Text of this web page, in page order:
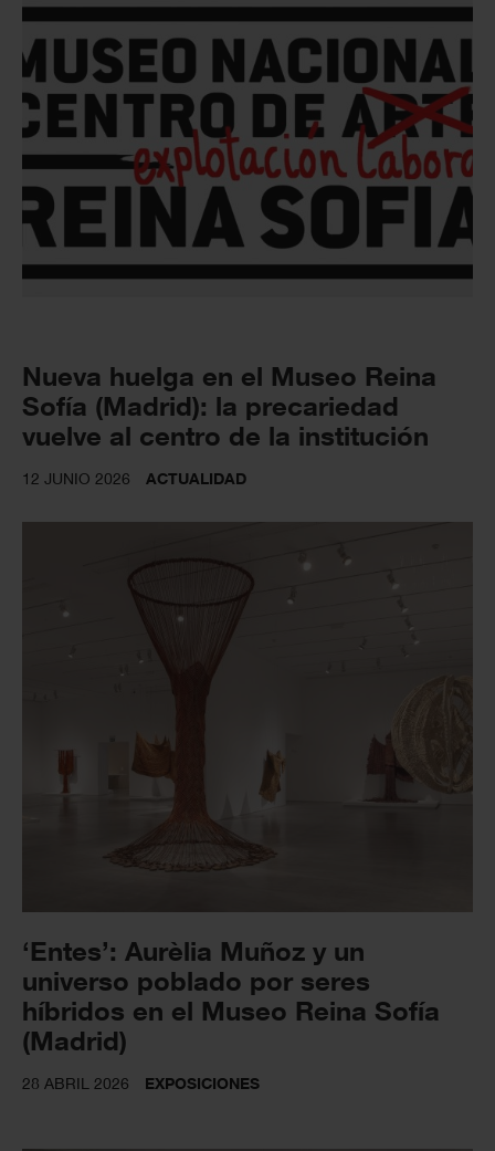
Nueva huelga en el Museo Reina
Sofía (Madrid): la precariedad
vuelve al centro de la institución
12 JUNIO 2026 ACTUALIDAD
‘Entes’: Aurèlia Muñoz y un
universo poblado por seres
híbridos en el Museo Reina Sofía
(Madrid)
28 ABRIL 2026 EXPOSICIONES